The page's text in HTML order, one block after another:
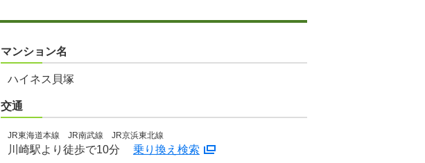
マンション名
ハイネス貝塚
交通
JR東海道本線 JR南武線 JR京浜東北線
川崎駅より徒歩で10分 乗り換え検索